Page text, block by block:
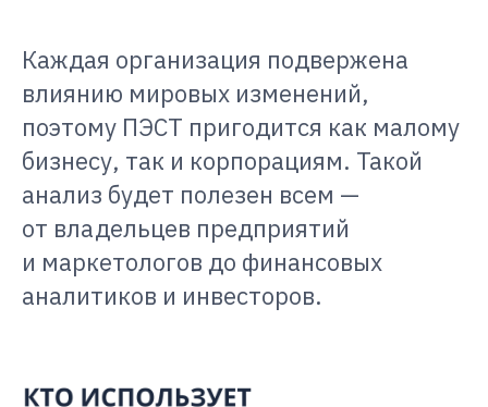
Каждая организация подвержена
влиянию мировых изменений,
поэтому ПЭСТ пригодится как малому
бизнесу, так и корпорациям. Такой
анализ будет полезен всем —
от владельцев предприятий
и маркетологов до финансовых
аналитиков и инвесторов.